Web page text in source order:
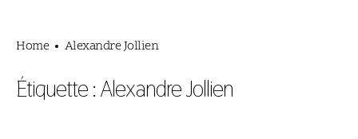
Home Alexandre Jollien
Étiquette :Alexandre Jollien